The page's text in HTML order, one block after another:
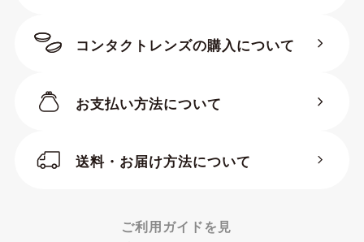
コンタクトレンズの購入について
お支払い方法について
送料・お届け方法について
ご利用ガイドを見